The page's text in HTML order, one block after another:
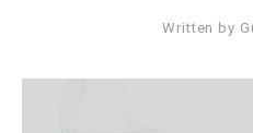
Written by